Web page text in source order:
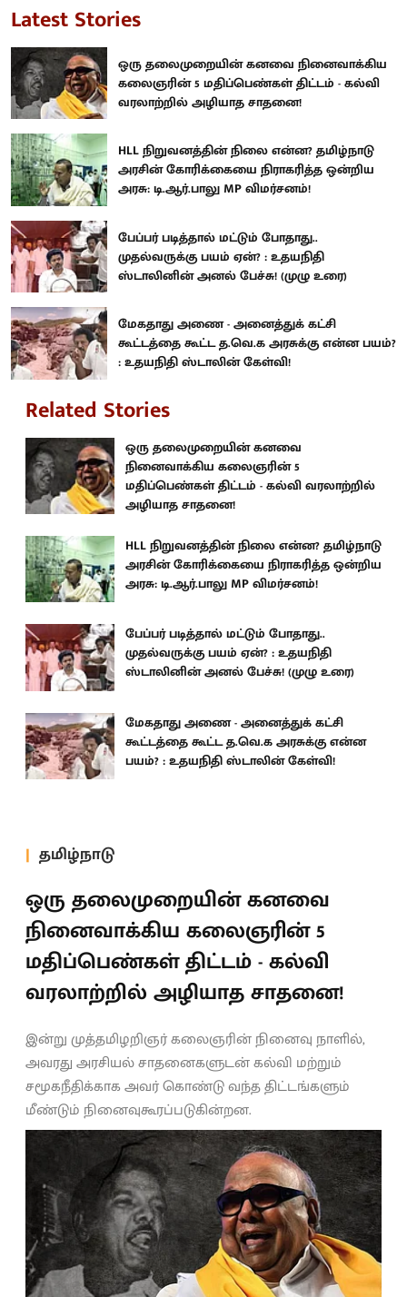
Latest Stories
ஒரு தலைமுறையின் கனவை நினைவாக்கிய
கலைஞரின் 5 மதிப்பெண்கள் திட்டம் - கல்வி
வரலாற்றில் அழியாத சாதனை!
HLL நிறுவனத்தின் நிலை என்ன? தமிழ்நாடு
அரசின் கோரிக்கையை நிராகரித்த ஒன்றிய
அரசு: டி.ஆர்.பாலு MP விமர்சனம்!
பேப்பர் படித்தால் மட்டும் போதாது..
முதல்வருக்கு பயம் ஏன்? : உதயநிதி
ஸ்டாலினின் அனல் பேச்சு! (முழு உரை)
மேகதாது அணை - அனைத்துக் கட்சி
கூட்டத்தை கூட்ட த.வெ.க அரசுக்கு என்ன பயம்?
: உதயநிதி ஸ்டாலின் கேள்வி!
Related Stories
ஒரு தலைமுறையின் கனவை
நினைவாக்கிய கலைஞரின் 5
மதிப்பெண்கள் திட்டம் - கல்வி வரலாற்றில்
அழியாத சாதனை!
HLL நிறுவனத்தின் நிலை என்ன? தமிழ்நாடு
அரசின் கோரிக்கையை நிராகரித்த ஒன்றிய
அரசு: டி.ஆர்.பாலு MP விமர்சனம்!
பேப்பர் படித்தால் மட்டும் போதாது..
முதல்வருக்கு பயம் ஏன்? : உதயநிதி
ஸ்டாலினின் அனல் பேச்சு! (முழு உரை)
மேகதாது அணை - அனைத்துக் கட்சி
கூட்டத்தை கூட்ட த.வெ.க அரசுக்கு என்ன
பயம்? : உதயநிதி ஸ்டாலின் கேள்வி!
தமிழ்நாடு
ஒரு தலைமுறையின் கனவை
நினைவாக்கிய கலைஞரின் 5
மதிப்பெண்கள் திட்டம் - கல்வி
வரலாற்றில் அழியாத சாதனை!
இன்று முத்தமிழறிஞர் கலைஞரின் நினைவு நாளில்,
அவரது அரசியல் சாதனைகளுடன் கல்வி மற்றும்
சமூகநீதிக்காக அவர் கொண்டு வந்த திட்டங்களும்
மீண்டும் நினைவுகூரப்படுகின்றன.